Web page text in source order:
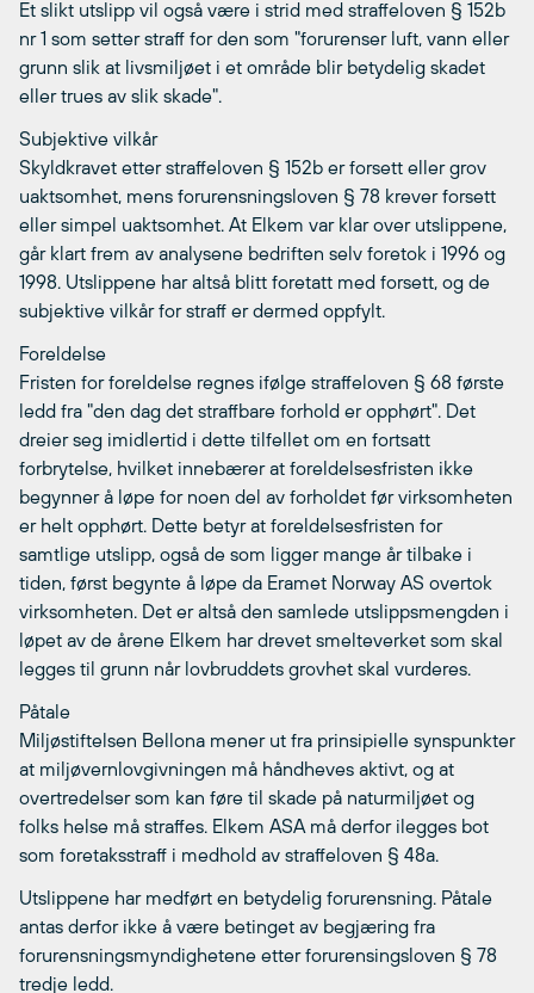
Et slikt utslipp vil også være i strid med straffeloven § 152b
nr 1 som setter straff for den som "forurenser luft, vann eller
grunn slik at livsmiljøet i et område blir betydelig skadet
eller trues av slik skade".
Subjektive vilkår
Skyldkravet etter straffeloven § 152b er forsett eller grov
uaktsomhet, mens forurensningsloven § 78 krever forsett
eller simpel uaktsomhet. At Elkem var klar over utslippene,
går klart frem av analysene bedriften selv foretok i 1996 og
1998. Utslippene har altså blitt foretatt med forsett, og de
subjektive vilkår for straff er dermed oppfylt.
Foreldelse
Fristen for foreldelse regnes ifølge straffeloven § 68 første
ledd fra "den dag det straffbare forhold er opphørt". Det
dreier seg imidlertid i dette tilfellet om en fortsatt
forbrytelse, hvilket innebærer at foreldelsesfristen ikke
begynner å løpe for noen del av forholdet før virksomheten
er helt opphørt. Dette betyr at foreldelsesfristen for
samtlige utslipp, også de som ligger mange år tilbake i
tiden, først begynte å løpe da Eramet Norway AS overtok
virksomheten. Det er altså den samlede utslippsmengden i
løpet av de årene Elkem har drevet smelteverket som skal
legges til grunn når lovbruddets grovhet skal vurderes.
Påtale
Miljøstiftelsen Bellona mener ut fra prinsipielle synspunkter
at miljøvernlovgivningen må håndheves aktivt, og at
overtredelser som kan føre til skade på naturmiljøet og
folks helse må straffes. Elkem ASA må derfor ilegges bot
som foretaksstraff i medhold av straffeloven § 48a.
Utslippene har medført en betydelig forurensning. Påtale
antas derfor ikke å være betinget av begjæring fra
forurensningsmyndighetene etter forurensingsloven § 78
tredje ledd.